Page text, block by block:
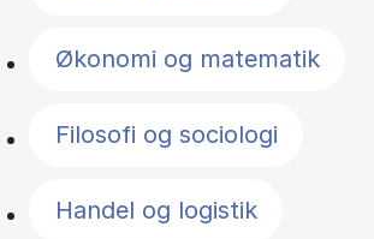
Økonomi og matematik
Filosofi og sociologi
Handel og logistik